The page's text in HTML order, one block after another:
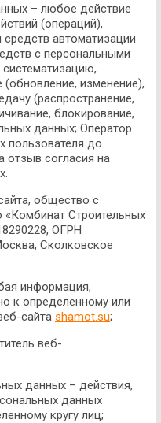
– любое действие
(операций),
автоматизации
с персональными
(обновление, изменение),
(распространение,
блокирование,
данных; Оператор
пользователя до
отзыв согласия на
общество с
«Комбинат Строительных
ОГРН
Сколковское
информация,
к определенному или
сайта shamot.su;
веб-
данных – действия,
данных
кругу лиц;